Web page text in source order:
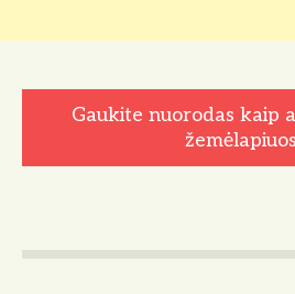
Gaukite nuorodas kaip